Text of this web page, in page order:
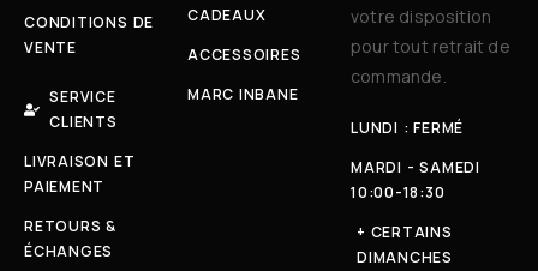
CONDITIONS DE
VENTE
SERVICE
CLIENTS
LIVRAISON ET
PAIEMENT
RETOURS &
ÉCHANGES
CADEAUX
ACCESSOIRES
MARC INBANE
votre disposition
pour tout retrait de
commande.
LUNDI : FERMÉ
MARDI - SAMEDI
10:00-18:30
+ CERTAINS
DIMANCHES